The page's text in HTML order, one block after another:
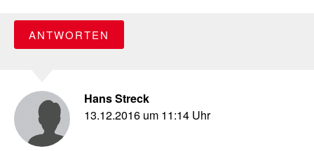
ANTWORTEN
Hans Streck
13.12.2016 um 11:14 Uhr